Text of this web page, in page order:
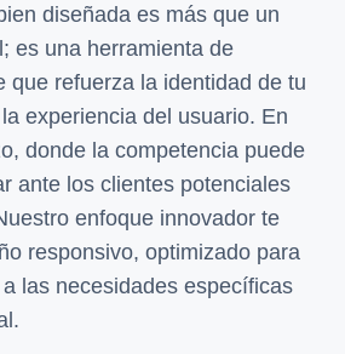
diseñada es más que un
es una herramienta de
que refuerza la identidad de tu
experiencia del usuario. En
donde la competencia puede
ante los clientes potenciales
enfoque innovador te
responsivo, optimizado para
las necesidades específicas